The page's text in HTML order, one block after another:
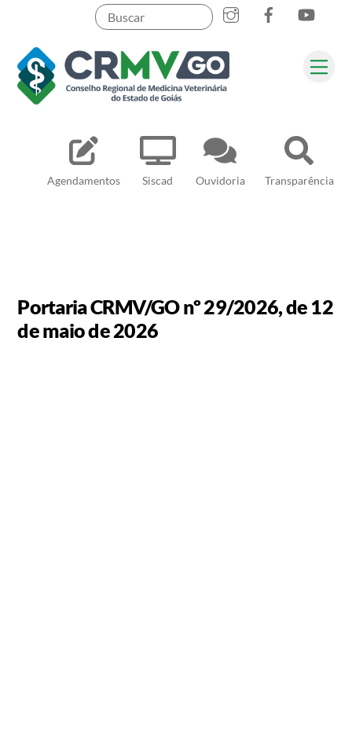
content
Agendamentos Siscad Ouvidoria Transparência
Pesquisar
Portaria CRMV/GO nº 29/2026, de 12
de maio de 2026